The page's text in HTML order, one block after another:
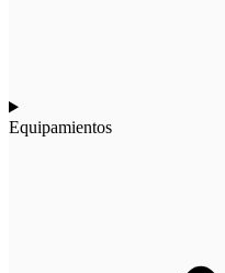
Equipamientos